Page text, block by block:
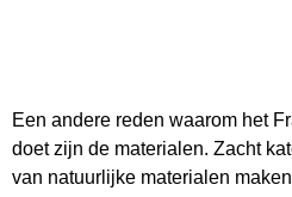
Een andere reden waarom het
doet zijn de materialen. Zacht
van natuurlijke materialen